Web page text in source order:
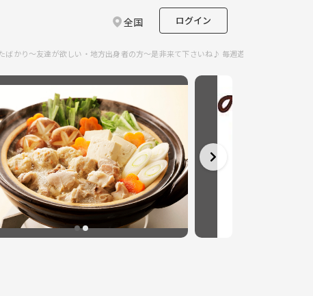
全国 ログイン
かり～友達が欲しい・地方出身者の方～是非来て下さいね♪ 毎週遊べるほんとうの友